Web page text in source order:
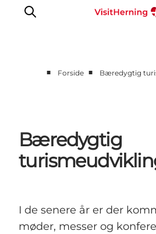
Vores services
Hoteller og venues
Udenfor mødelokalet
■ Forside ■ Bæredygtig
Bæredygtig
I de senere år er der
møder, messer og